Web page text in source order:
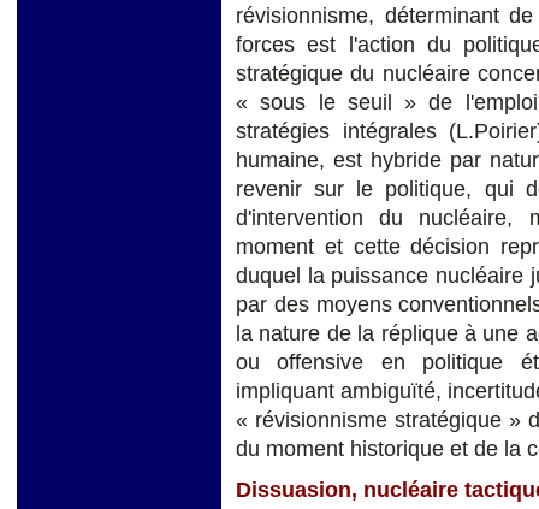
révisionnisme, déterminant
forces est l'action du
stratégique du nucléaire
« sous le seuil » de
stratégies intégrales
humaine, est hybride par
revenir sur le politique, qui
d'intervention du nucléaire,
moment et cette décision
duquel la puissance nucléaire
par des moyens
la nature de la réplique à une
ou offensive en politique
impliquant ambiguïté,
« révisionnisme stratégique »
du moment historique et de la
Dissuasion, nucléaire